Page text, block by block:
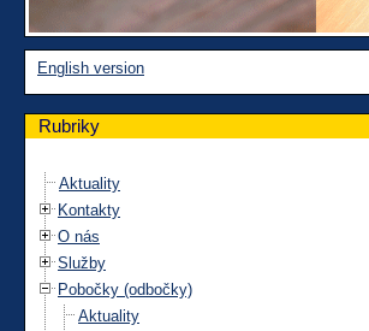
English version
Rubriky
Aktuality
Kontakty
O nás
Služby
Pobočky (odbočky)
Aktuality